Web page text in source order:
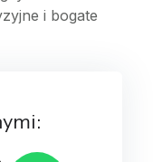
i bogate